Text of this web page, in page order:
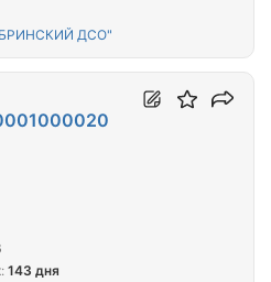
ДСО"
143 дня